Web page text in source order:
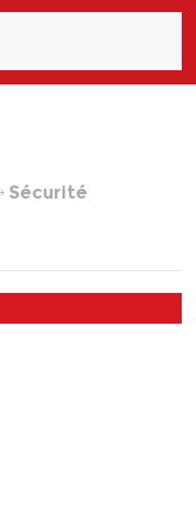
Sécurité